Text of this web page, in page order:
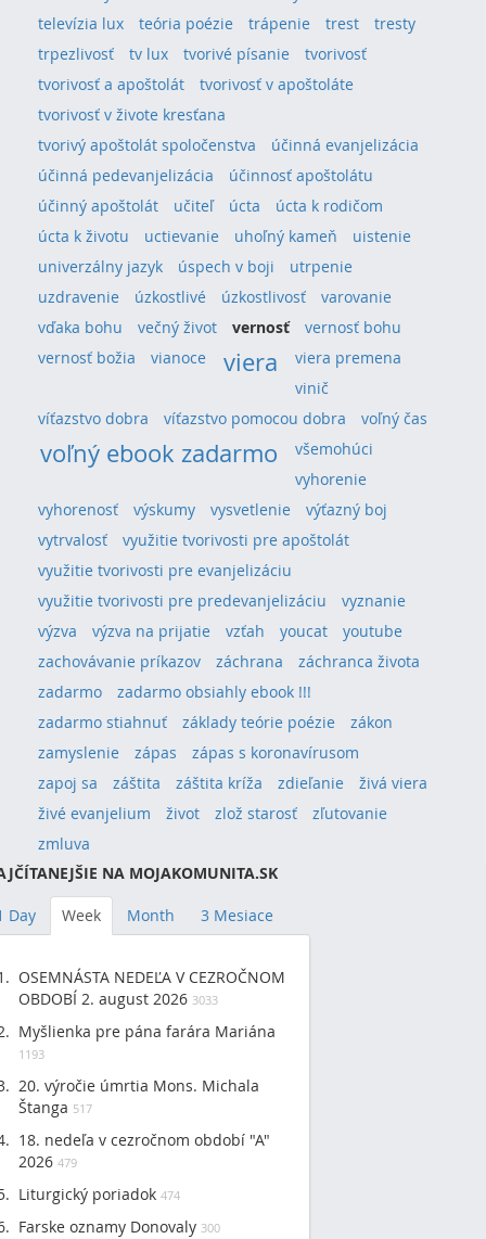
televízia lux
teória poézie trápenie trest
tresty
trpezlivosť
tv lux tvorivé písanie
tvorivosť
tvorivosť a apoštolát
tvorivosť v apoštoláte
tvorivosť v živote kresťana
tvorivý apoštolát spoločenstva
účinná evanjelizácia
účinná pedevanjelizácia
účinnosť apoštolátu
účinný apoštolát
učiteľ úcta
úcta k rodičom
úcta k životu
uctievanie uhoľný kameň
uistenie
univerzálny jazyk
úspech v boji
utrpenie
uzdravenie
úzkostlivé úzkostlivosť
varovanie
vďaka bohu
večný život vernosť
vernosť bohu
vernosť božia
vianoce viera
viera premena
vinič
víťazstvo dobra
víťazstvo pomocou dobra voľný čas
voľný ebook zadarmo
všemohúci
vyhorenie
vyhorenosť
výskumy vysvetlenie
výťazný boj
vytrvalosť
využitie tvorivosti pre apoštolát
využitie tvorivosti pre evanjelizáciu
využitie tvorivosti pre predevanjelizáciu
vyznanie
výzva
výzva na prijatie vzťah youcat
youtube
zachovávanie príkazov
záchrana
záchranca života
zadarmo
zadarmo obsiahly ebook !!!
zadarmo stiahnuť
základy teórie poézie
zákon
zamyslenie
zápas
zápas s koronavírusom
zapoj sa
záštita záštita kríža zdieľanie
živá viera
živé evanjelium
život zlož starosť
zľutovanie
zmluva
NA MOJAKOMUNITA.SK
Day Week Month 3 Mesiace
OSEMNÁSTA NEDEĽA V CEZROČNOM
OBDOBÍ 2. august 2026 3033
Myšlienka pre pána farára Mariána
1193
20. výročie úmrtia Mons. Michala
Štanga 517
18. nedeľa v cezročnom období "A"
2026 479
Liturgický poriadok 474
Farske oznamy Donovaly 300